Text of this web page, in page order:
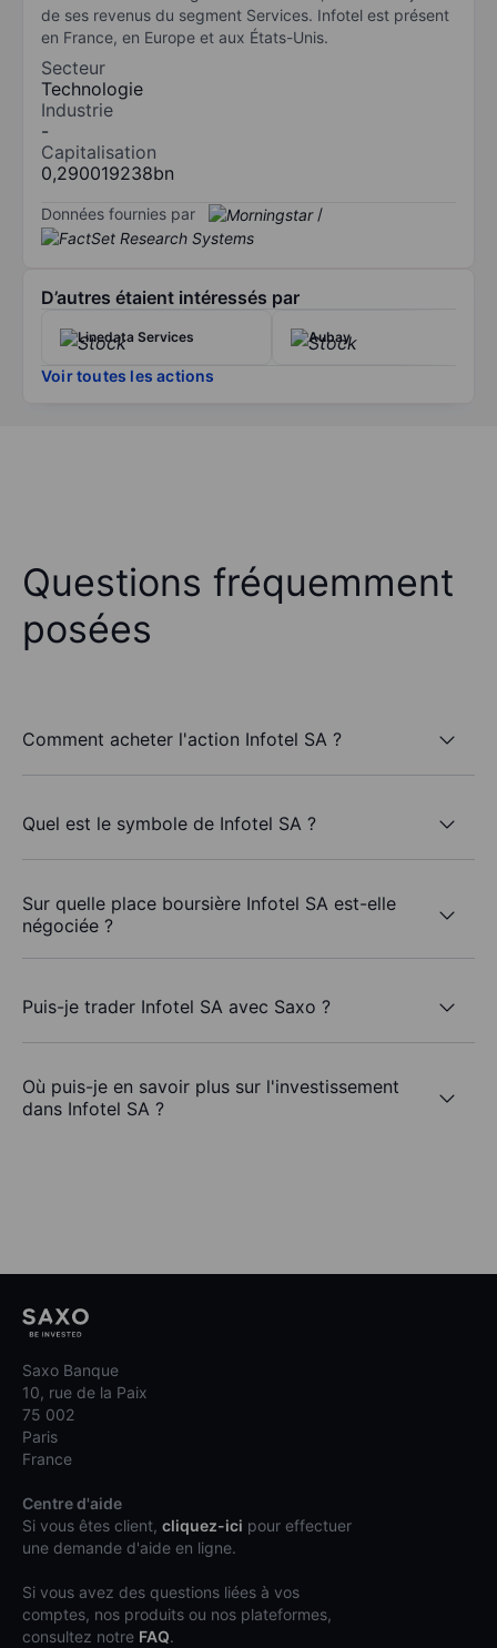
de ses revenus du segment Services. Infotel est présent
en France, en Europe et aux États-Unis.
Secteur
Technologie
Industrie
-
Capitalisation
0,290019238bn
Données fournies par /
D’autres étaient intéressés par
Linedata Services Aubay
Voir toutes les actions
Questions fréquemment
posées
Comment acheter l'action Infotel SA ?
Quel est le symbole de Infotel SA ?
Sur quelle place boursière Infotel SA est-elle
négociée ?
Puis-je trader Infotel SA avec Saxo ?
Où puis-je en savoir plus sur l'investissement
dans Infotel SA ?
Saxo Banque
10, rue de la Paix
75 002
Paris
France
Centre d'aide
Si vous êtes client, cliquez-ici pour effectuer
une demande d'aide en ligne.
Si vous avez des questions liées à vos
comptes, nos produits ou nos plateformes,
consultez notre FAQ.